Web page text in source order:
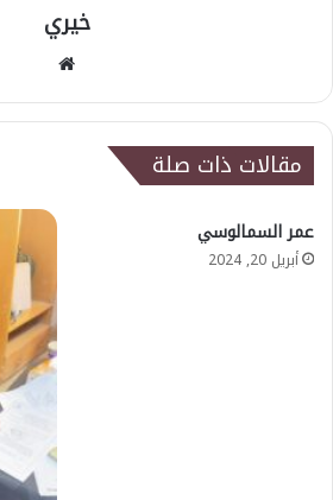
خيري
مقالات ذات صلة
عمر السمالوسي
أبريل 20, 2024